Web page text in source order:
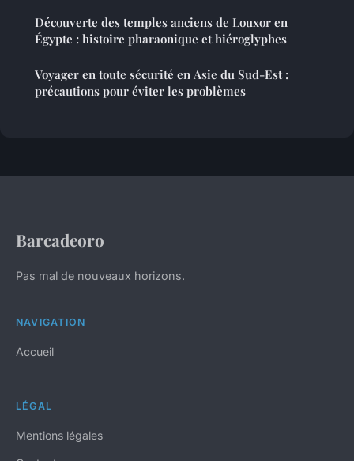
Découverte des temples anciens de Louxor en
Égypte : histoire pharaonique et hiéroglyphes
Voyager en toute sécurité en Asie du Sud-Est :
précautions pour éviter les problèmes
Barcadeoro
Pas mal de nouveaux horizons.
NAVIGATION
Accueil
LÉGAL
Mentions légales